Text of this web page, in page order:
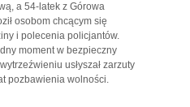
a 54-latek z Górowa
osobom chcącym się
i polecenia policjantów.
moment w bezpieczny
usłyszał zarzuty
pozbawienia wolności.